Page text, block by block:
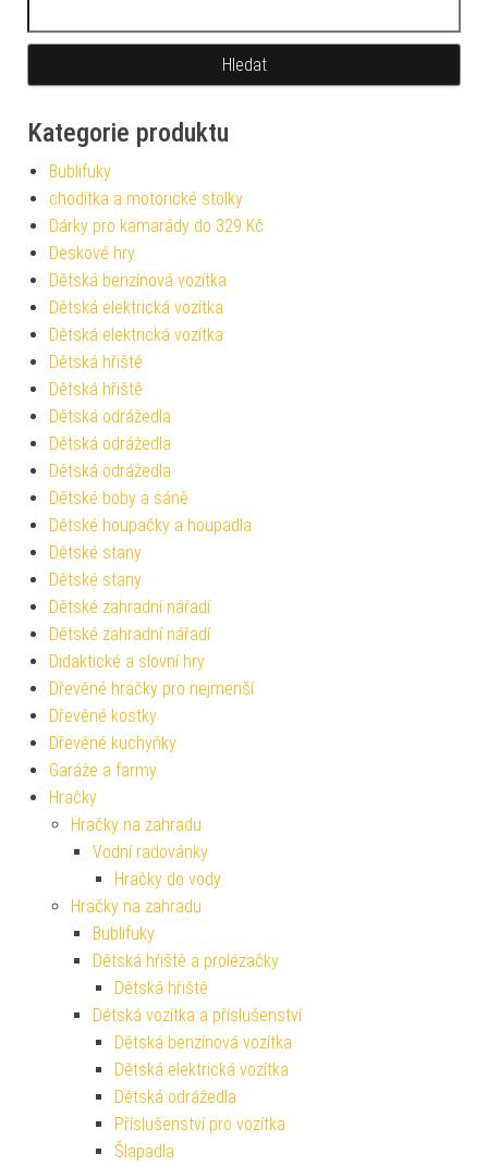
Kategorie produktu
Bublifuky
chodítka a motorické stolky
Dárky pro kamarády do 329 Kč
Deskové hry
Dětská benzínová vozítka
Dětská elektrická vozítka
Dětská elektrická vozítka
Dětská hřiště
Dětská hřiště
Dětská odrážedla
Dětská odrážedla
Dětská odrážedla
Dětské boby a sáně
Dětské houpačky a houpadla
Dětské stany
Dětské stany
Dětské zahradní nářadí
Dětské zahradní nářadí
Didaktické a slovní hry
Dřevěné hračky pro nejmenší
Dřevěné kostky
Dřevěné kuchyňky
Garáže a farmy
Hračky
Hračky na zahradu
Vodní radovánky
Hračky do vody
Hračky na zahradu
Bublifuky
Dětská hřiště a prolézačky
Dětská hřiště
Dětská vozítka a příslušenství
Dětská benzínová vozítka
Dětská elektrická vozítka
Dětská odrážedla
Příslušenství pro vozítka
Šlapadla